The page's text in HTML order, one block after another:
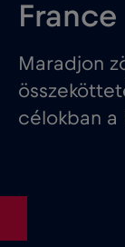
France
Maradjon
célokban a